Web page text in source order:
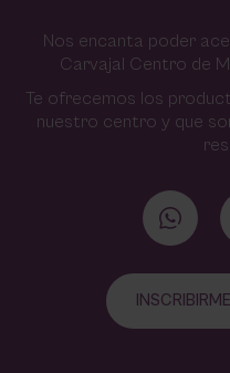
Nos encanta poder
Carvajal Centro de
Te ofrecemos los
nuestro centro y que